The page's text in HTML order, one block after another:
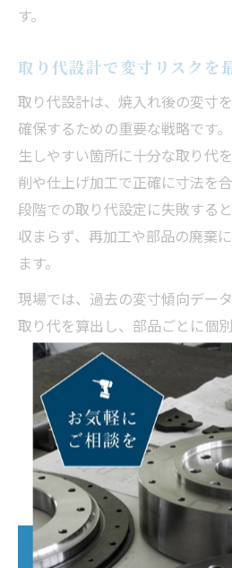
す。
取り代設計で変寸リスクを
取り代設計は、焼入れ後の変寸
確保するための重要な戦略です
生しやすい箇所に十分な取り代
削や仕上げ加工で正確に寸法を
段階での取り代設定に失敗する
収まらず、再加工や部品の廃棄
ます。
現場では、過去の変寸傾向デー
取り代を算出し、部品ごとに個
えています。実際、奈良県内の
代設計を見直すことで歩留まり
スト削減を実現した例も多く見
奈良県の加工現場で活きる
奈良県の精密加工現場では、熱
ノウハウとして蓄積されていま
の寸法測定を徹底し、異常値が